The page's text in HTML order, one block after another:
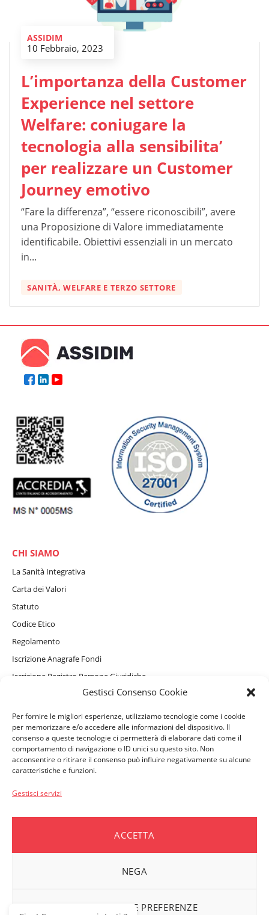
Gestisci Consenso Cookie
Per fornire le migliori esperienze, utilizziamo tecnologie come i cookie
per memorizzare e/o accedere alle informazioni del dispositivo. Il
consenso a queste tecnologie ci permetterà di elaborare dati come il
comportamento di navigazione o ID unici su questo sito. Non
acconsentire o ritirare il consenso può influire negativamente su alcune
caratteristiche e funzioni.
Gestisci servizi
ACCETTA
NEGA
VISUALIZZA LE PREFERENZE
ASSIDIM
10 Febbraio, 2023
L’importanza della Customer
Experience nel settore
Welfare: coniugare la
tecnologia alla sensibilita’
per realizzare un Customer
Journey emotivo
“Fare la differenza”, “essere riconoscibili”, avere
una Proposizione di Valore immediatamente
identificabile. Obiettivi essenziali in un mercato
in...
SANITÀ, WELFARE E TERZO SETTORE
CHI SIAMO
La Sanità Integrativa
Carta dei Valori
Statuto
Codice Etico
Regolamento
Iscrizione Anagrafe Fondi
Iscrizione Registro Persone Giuridiche
Informativa Privacy Sito Internet, Cookie e assistente virtuale
Informativa Privacy Beneficiari
PERSONE ASSISTITE
Convenzionamenti e Servizi Complementari